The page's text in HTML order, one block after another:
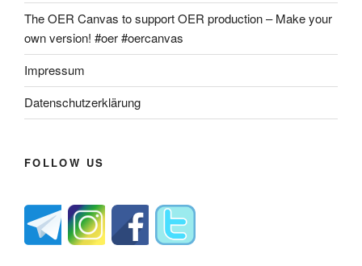
The OER Canvas to support OER production – Make your
own version! #oer #oercanvas
Impressum
Datenschutzerklärung
FOLLOW US